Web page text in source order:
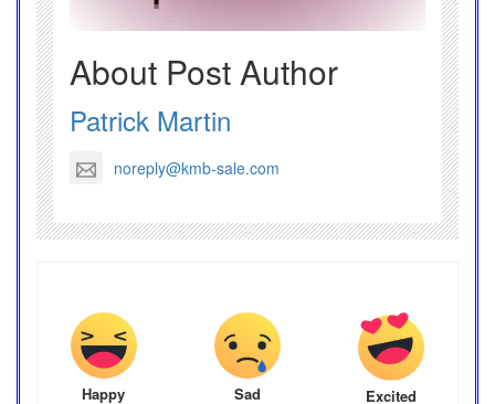
About Post Author
Patrick Martin
noreply@kmb-sale.com
Happy Sad Excited